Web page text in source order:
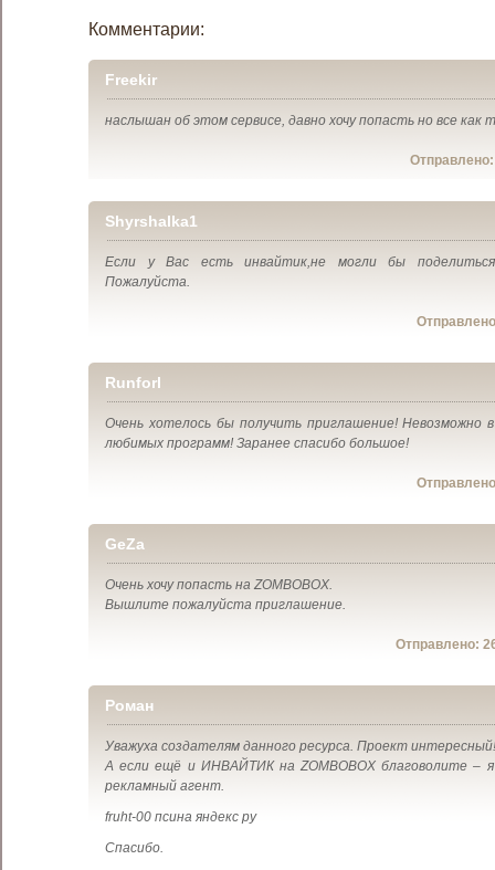
Комментарии:
Freekir
наслышан об этом сервисе, давно хочу попасть но все как
Shyrshalka1
Если у Вас есть инвайтик,не могли бы
Пожалуйста.
Runforl
Очень хотелось бы получить приглашение! Невозможно
любимых программ! Заранее спасибо большое!
GeZa
Очень хочу попасть на ZOMBOBOX.
Вышлите пожалуйста приглашение.
Отправлено:
Роман
Уважуха создателям данного ресурса. Проект интересный!
А если ещё и ИНВАЙТИК на ZOMBOBOX благоволите –
рекламный агент.
fruht-00 псина яндекс ру
Спасибо.